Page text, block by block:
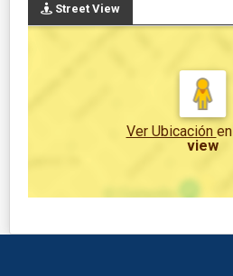
Street View
Ver Ubicación en
view